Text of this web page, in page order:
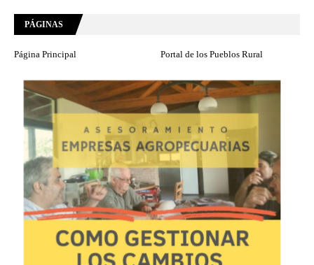
PÁGINAS
Página Principal Portal de los Pueblos Rural